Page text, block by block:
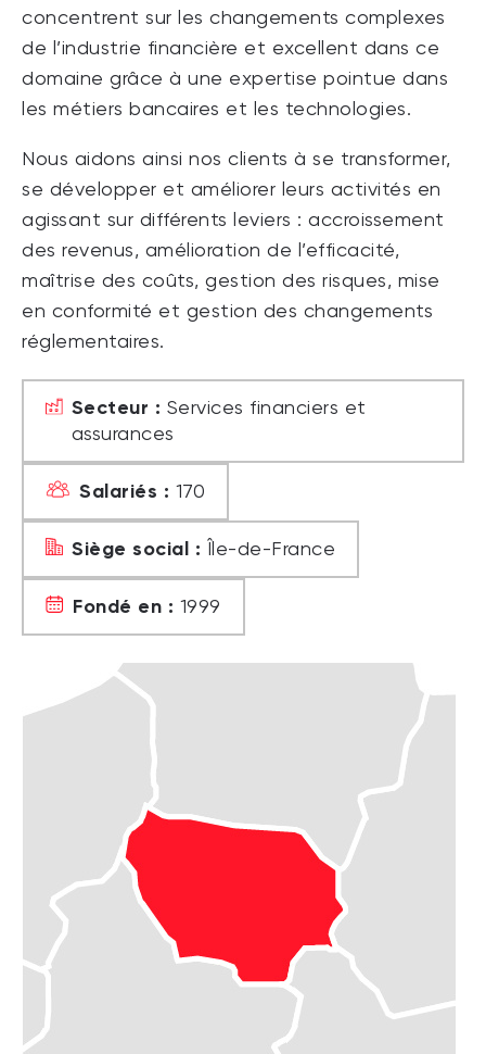
concentrent sur les changements complexes
de l’industrie financière et excellent dans ce
domaine grâce à une expertise pointue dans
les métiers bancaires et les technologies.
Nous aidons ainsi nos clients à se transformer,
se développer et améliorer leurs activités en
agissant sur différents leviers : accroissement
des revenus, amélioration de l’efficacité,
maîtrise des coûts, gestion des risques, mise
en conformité et gestion des changements
réglementaires.
Secteur : Services financiers et
assurances
Salariés : 170
Siège social : Île-de-France
Fondé en : 1999